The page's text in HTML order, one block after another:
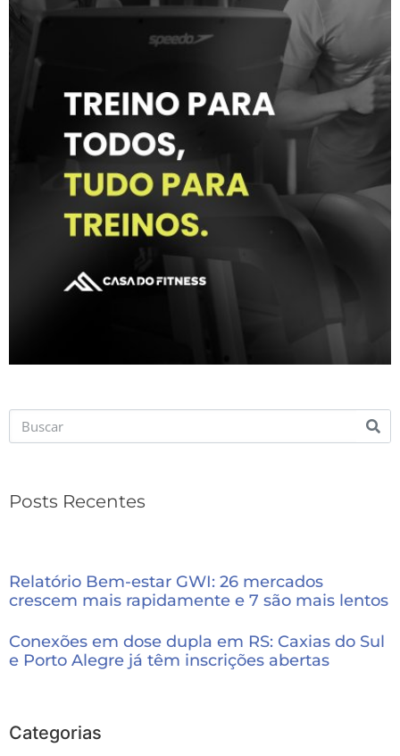
Posts Recentes
Relatório Bem-estar GWI: 26 mercados
crescem mais rapidamente e 7 são mais lentos
Conexões em dose dupla em RS: Caxias do Sul
e Porto Alegre já têm inscrições abertas
Categorias